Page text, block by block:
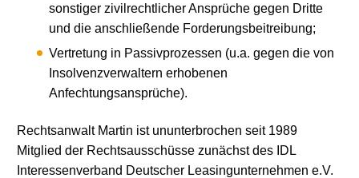
sonstiger zivilrechtlicher Ansprüche gegen Dritte
und die anschließende Forderungsbeitreibung;
Vertretung in Passivprozessen (u.a. gegen die von
Insolvenzverwaltern erhobenen
Anfechtungsansprüche).
Rechtsanwalt Martin ist ununterbrochen seit 1989
Mitglied der Rechtsausschüsse zunächst des IDL
Interessenverband Deutscher Leasingunternehmen e.V.